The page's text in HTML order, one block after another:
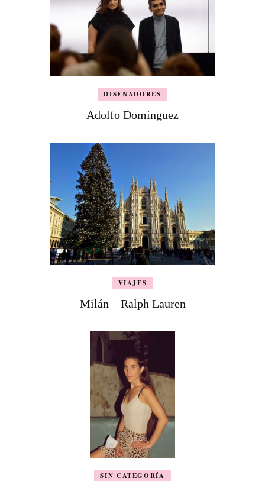
DISEÑADORES
Adolfo Domínguez
VIAJES
Milán – Ralph Lauren
SIN CATEGORÍA